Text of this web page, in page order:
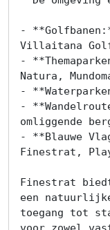
-
Villaitana
-
Natura,
-
-
omliggende
- **Blauwe
Finestrat,
Finestrat
een
toegang tot